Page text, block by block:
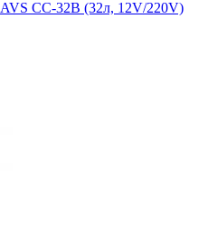
CC-32B (32л, 12V/220V)